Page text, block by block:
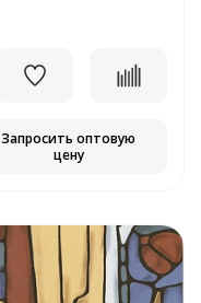
Запросить оптовую
цену